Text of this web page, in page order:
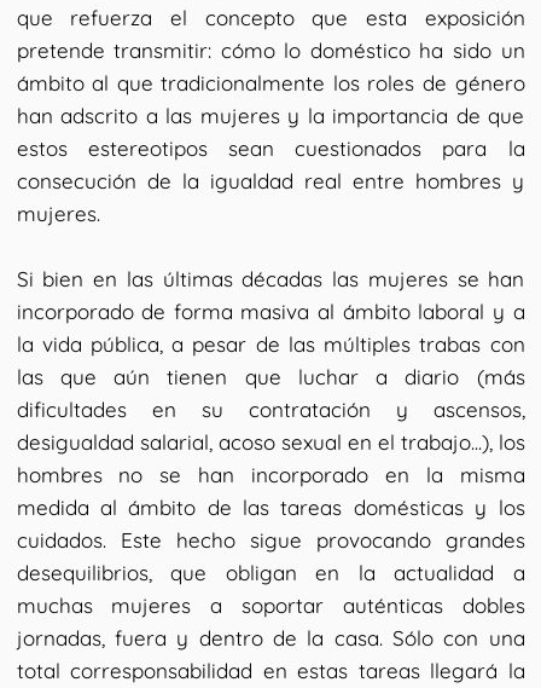
que refuerza el concepto que esta exposición
pretende transmitir: cómo lo doméstico ha sido un
ámbito al que tradicionalmente los roles de género
han adscrito a las mujeres y la importancia de que
estos estereotipos sean cuestionados para la
consecución de la igualdad real entre hombres y
mujeres.
Si bien en las últimas décadas las mujeres se han
incorporado de forma masiva al ámbito laboral y a
la vida pública, a pesar de las múltiples trabas con
las que aún tienen que luchar a diario (más
dificultades en su contratación y ascensos,
desigualdad salarial, acoso sexual en el trabajo...), los
hombres no se han incorporado en la misma
medida al ámbito de las tareas domésticas y los
cuidados. Este hecho sigue provocando grandes
desequilibrios, que obligan en la actualidad a
muchas mujeres a soportar auténticas dobles
jornadas, fuera y dentro de la casa. Sólo con una
total corresponsabilidad en estas tareas llegará la